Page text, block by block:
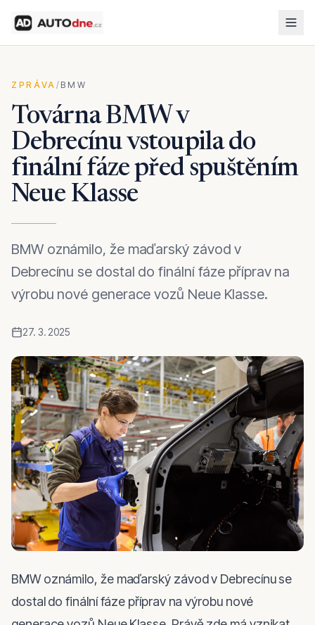
ZPRÁVA / BMW
Továrna BMW v
Debrecínu vstoupila do
finální fáze před spuštěním
Neue Klasse
BMW oznámilo, že maďarský závod v
Debrecínu se dostal do finální fáze příprav na
výrobu nové generace vozů Neue Klasse.
27. 3. 2025
BMW oznámilo, že maďarský závod v Debrecínu se
dostal do finální fáze příprav na výrobu nové